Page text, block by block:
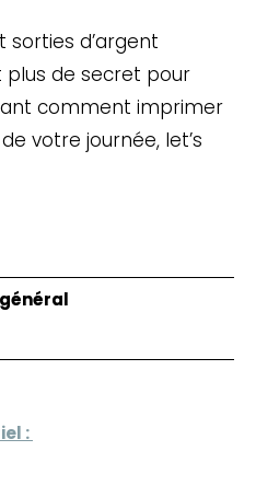
sorties d’argent
plus de secret pour
comment imprimer
votre journée, let’s
: